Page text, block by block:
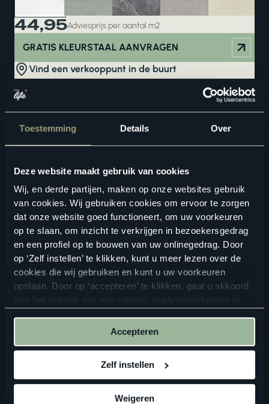
Toestemming Details Over
Deze website maakt gebruik van cookies
Wij, en derde partijen, maken op onze websites gebruik
van cookies. Wij gebruiken cookies om ervoor te zorgen
dat onze website goed functioneert, om uw voorkeuren
op te slaan, om inzicht te verkrijgen in bezoekersgedrag
en een profiel op te bouwen van uw onlinegedrag. Door
op ‘Zelf instellen’ te klikken, kunt u meer lezen over de
cookies die wij gebruiken en kunt u uw voorkeuren
opslaan. Door op ‘accepteren’ te klikken, gaat u akkoord
met het gebruik van alle cookies zoals omschreven in
Accepteren
Zelf instellen
Weigeren
44,95Adviesprijs per aantal m2
GRATIS KLEURSTAAL AANVRAGEN
Vind een verkooppunt in de buurt
kijken? Zoek hieronder jouw dichtstbijzijndeFloorlife
verkooppunt.
Bekijk in je eigen ruimte
Vind een verkooppunt in de buurt